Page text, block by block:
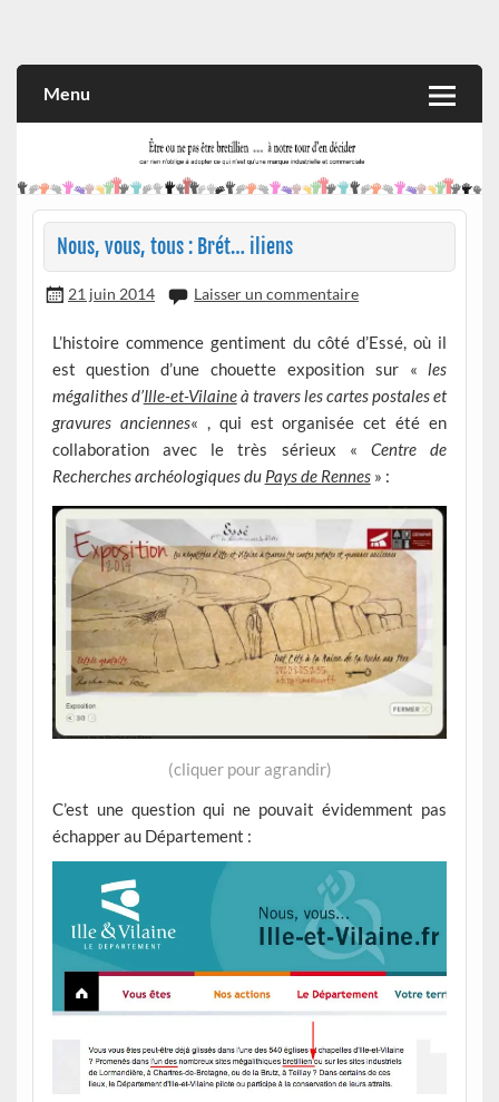
et commerciale
Menu
Nous, vous, tous : Brét… iliens
21 juin 2014 Laisser un commentaire
L’histoire commence gentiment du côté d’Essé, où il
est question d’une chouette exposition sur «les
mégalithes d’Ille-et-Vilaineà travers les cartes postales et
gravures anciennes« , qui est organisée cet été en
collaboration avec le très sérieux «Centre de
Recherches archéologiques du Pays de Rennes» :
(cliquer pour agrandir)
C’est une question qui ne pouvait évidemment pas
échapper au Département :